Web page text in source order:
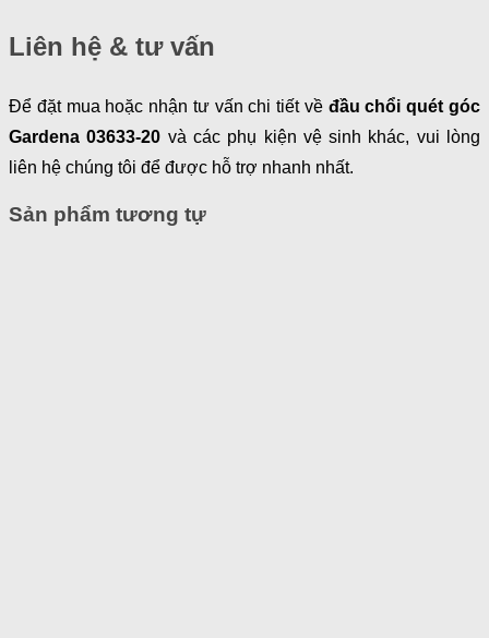
Liên hệ & tư vấn
Để đặt mua hoặc nhận tư vấn chi tiết về đầu chổi quét góc
Gardena 03633-20 và các phụ kiện vệ sinh khác, vui lòng
liên hệ chúng tôi để được hỗ trợ nhanh nhất.
Sản phẩm tương tự